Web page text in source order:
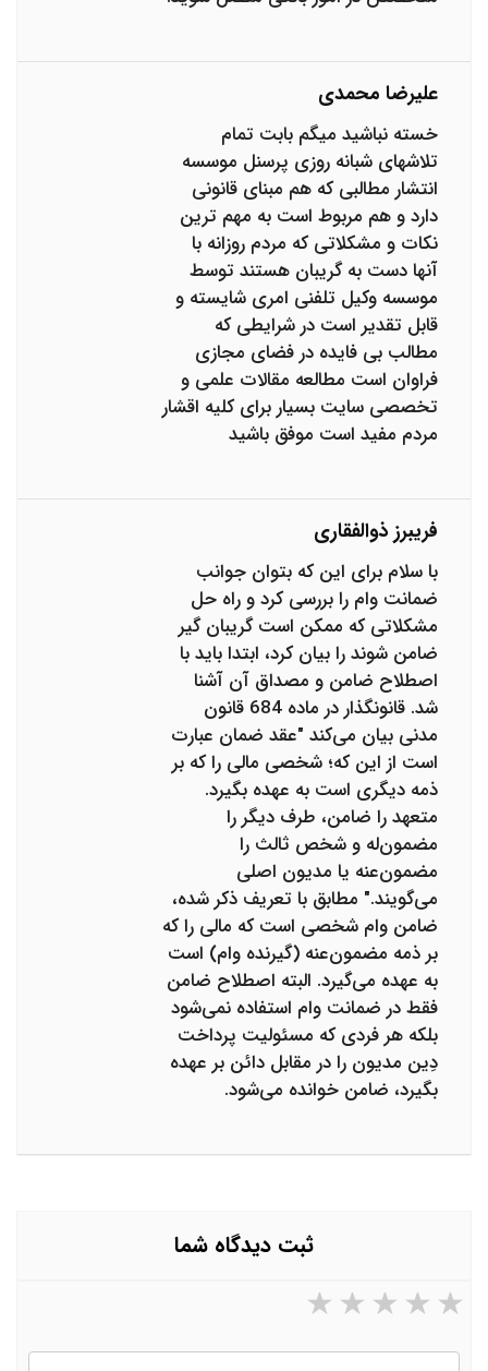
علیرضا محمدی
خسته نباشید میگم بابت تمام
تلاشهای شبانه روزی پرسنل موسسه
انتشار مطالبی که هم مبنای قانونی
دارد و هم مربوط است به مهم ترین
نکات و مشکلاتی که مردم روزانه با
آنها دست به گریبان هستند توسط
موسسه وکیل تلفنی امری شایسته و
قابل تقدیر است در شرایطی که
مطالب بی فایده در فضای مجازی
فراوان است مطالعه مقالات علمی و
تخصصی سایت بسیار برای کلیه اقشار
مردم مفید است موفق باشید
فریبرز ذوالفقاری
با سلام برای این که بتوان جوانب
ضمانت وام را بررسی کرد و راه حل
مشکلاتی که ممکن است گریبان گیر
ضامن شوند را بیان کرد، ابتدا باید با
اصطلاح ضامن و مصداق آن آشنا
شد. قانونگذار در ماده 684 قانون
مدنی بیان می‌کند "عقد ضمان عبارت
است از این که؛ شخصی مالی را که بر
ذمه دیگری است به عهده بگیرد.
متعهد را ضامن، طرف دیگر را
مضمون‌له و شخص ثالث را
مضمون‌عنه یا مدیون اصلی
می‌گویند." مطابق با تعریف ذکر شده،
ضامن وام شخصی است که مالی را که
بر ذمه مضمون‌عنه (گیرنده وام) است
به عهده می‌گیرد. البته اصطلاح ضامن
فقط در ضمانت وام استفاده نمی‌شود
بلکه هر فردی که مسئولیت پرداخت
دِین مدیون را در مقابل دائن بر عهده
بگیرد، ضامن خوانده می‌شود.
ثبت دیدگاه شما
۵ ستاره از ۵ ۴ ستاره از ۵ ۳ ستاره از ۵ ۲ ستاره از ۵
نام